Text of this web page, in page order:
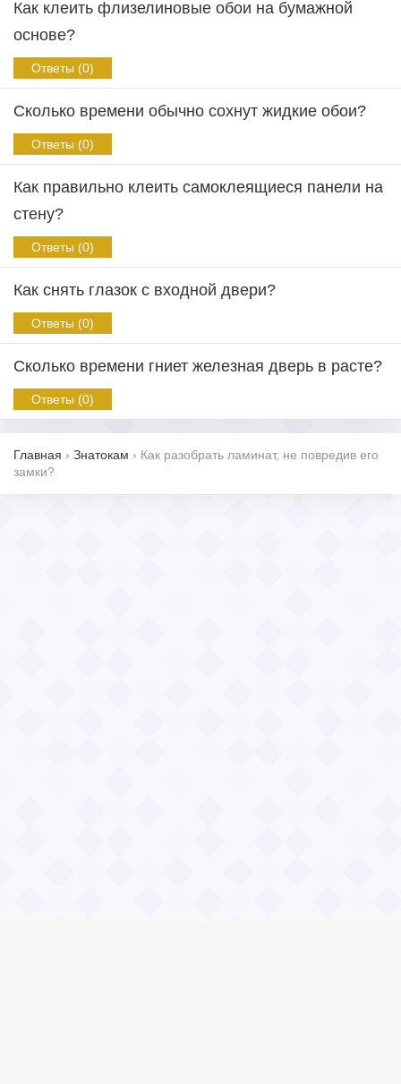
Как клеить флизелиновые обои на бумажной
основе?
Ответы (0)
Сколько времени обычно сохнут жидкие обои?
Ответы (0)
Как правильно клеить самоклеящиеся панели на
стену?
Ответы (0)
Как снять глазок с входной двери?
Ответы (0)
Сколько времени гниет железная дверь в расте?
Ответы (0)
Главная › Знатокам › Как разобрать ламинат, не повредив его
замки?